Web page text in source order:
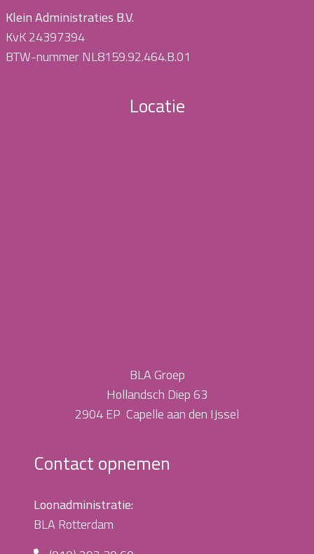
Klein Administraties B.V.
KvK 24397394
BTW-nummer NL8159.92.464.B.01
Locatie
BLA Groep
Hollandsch Diep 63
2904 EP Capelle aan den IJssel
Contact opnemen
Loonadministratie:
BLA Rotterdam